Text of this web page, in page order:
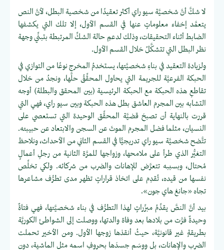
لا شكَّ أنَّ شخصيَّة سيو راي أكثر تعقيدًا من شخصية البطل، لأنَّ النص
يتعمَّد إخفاء معلوماتٍ عنها في القسم الأول، إلا تلك التي يكشفها
الضابط أثناء التحقيقات، وذلك لدعمِ حالة الشكِّ المرتبطة بتبنِّي وجهة
نظر البطل التي تتشكَّلُ خلال القسم الأول.
ولزيادة التعقيد في بناءِ شخصيَّتها، يستخدمُ المخرج نوعًا من التوازي في
الحبكة الفرعيَّة للجريمة التي يحاول المحقِّقُ حلَّها، ونجدُ من خلال
تقاطعِ هذه الحبكة مع الحبكة الرئيسية (بين المحقق والبطلة) أوجه
التشابه بين المجرم العاشق بطل هذه الحبكة وبين سيو راي، فهي التي
قررت بالنهاية أن تصبحَ قضيَّة المحقِّق الوحيدة التي تستعصي على
النسيان، مثلما فضل المجرم الموتَ عن السجن والابتعاد عن حبيبته.
تتَّضح شخصيَّة سيو راي تدريجيًّا في القسم الثاني من الأحداث، ونلاحظ
التغيُّر الذي طرأ على ملامحها، وزواجها للمرَّة الثانية من رجلِ أعمالٍ
مُحتال، وبسببه تتعرَّض للإهانات والضرب من شركائه. ولكي تخلِّص
نفسها من قيده، تُقدِم على اتخاذ قراراتٍ تظهر مدى تطرُّف مشاعرها
تجاه «جانغ هاي جون».
بيد أنَّ النصَّ يقدِّمُ مبرِّراتٍ لهذا التطرُّف في بناء شخصيَّتها، فهي فتاةٌ
وحيدةٌ فرَّت من بلادها بعد وفاة والدتها، ووصلت إلى الشواطئ الكوريَّة
بطريقةٍ غير قانونيَّة، حيثُ أنقذها زوجها الأول. ومن الأخير تحملت
الضرب والإهانات، بل ووسَم جسدَها بحروفِ اسمه مثل الماشية، دون